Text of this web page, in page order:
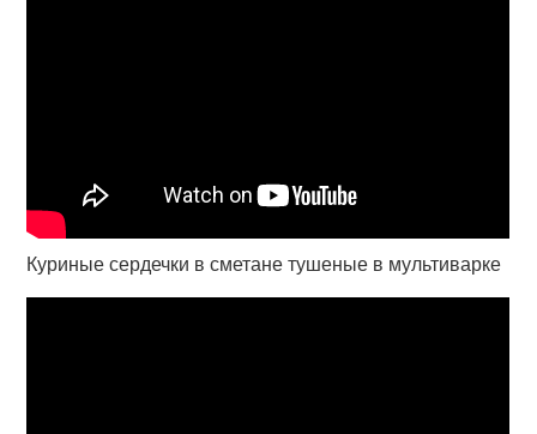
Куриные сердечки в сметане тушеные в мультиварке